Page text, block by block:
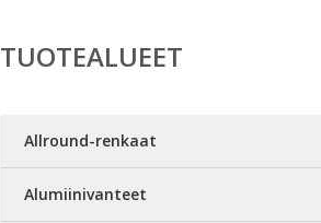
TUOTEALUEET
Allround-renkaat
Alumiinivanteet